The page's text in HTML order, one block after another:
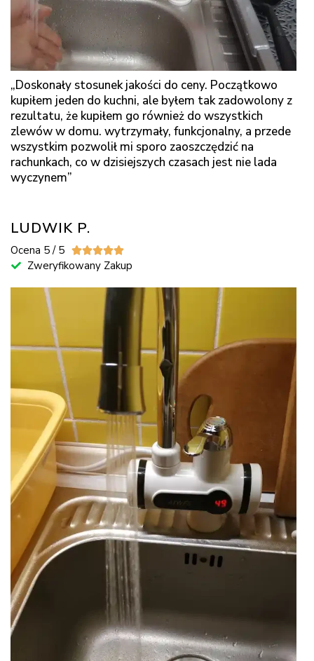
„Doskonały stosunek jakości do ceny. Początkowo
kupiłem jeden do kuchni, ale byłem tak zadowolony z
rezultatu, że kupiłem go również do wszystkich
zlewów w domu. wytrzymały, funkcjonalny, a przede
wszystkim pozwolił mi sporo zaoszczędzić na
rachunkach, co w dzisiejszych czasach jest nie lada
wyczynem”
LUDWIK P.
Ocena 5 / 5 
Zweryfikowany Zakup